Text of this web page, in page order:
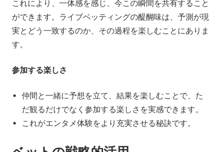
これにより、一体感を感じ、今この瞬間を共有すること
ができます。ライブベッティングの醍醐味は、予測が現
実とどう一致するのか、その過程を楽しむことにありま
す。
参加する楽しさ
仲間と一緒に予想を立て、結果を楽しむことで、た
だ観るだけでなく参加する楽しさを実感できます。
これがエンタメ体験をより充実させる秘訣です。